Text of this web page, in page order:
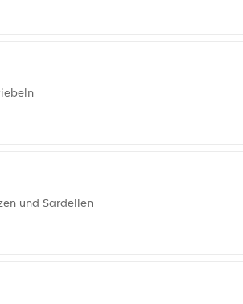
und Sardellen